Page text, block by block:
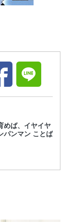
めば、イヤイヤ
ンマン ことば